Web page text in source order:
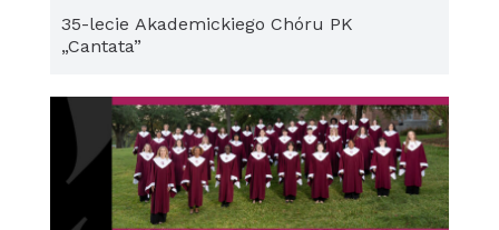
35-lecie Akademickiego Chóru PK
„Cantata”